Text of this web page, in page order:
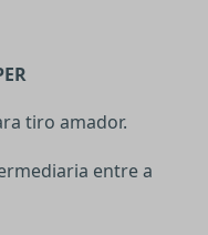
tiro amador.
entre a